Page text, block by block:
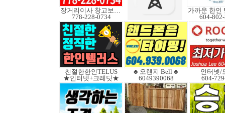
장거리이사 창고보관정크
778-228-0734
604-
친절한한인TELUS
★인터넷+크레딧★
♣ 오렌지 Bell ♣
6049390068
인터넷/
604-